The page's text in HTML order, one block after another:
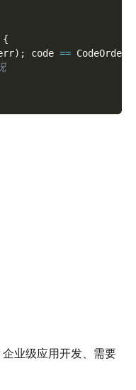
{
) ; code ==
企业级应用开发、需要